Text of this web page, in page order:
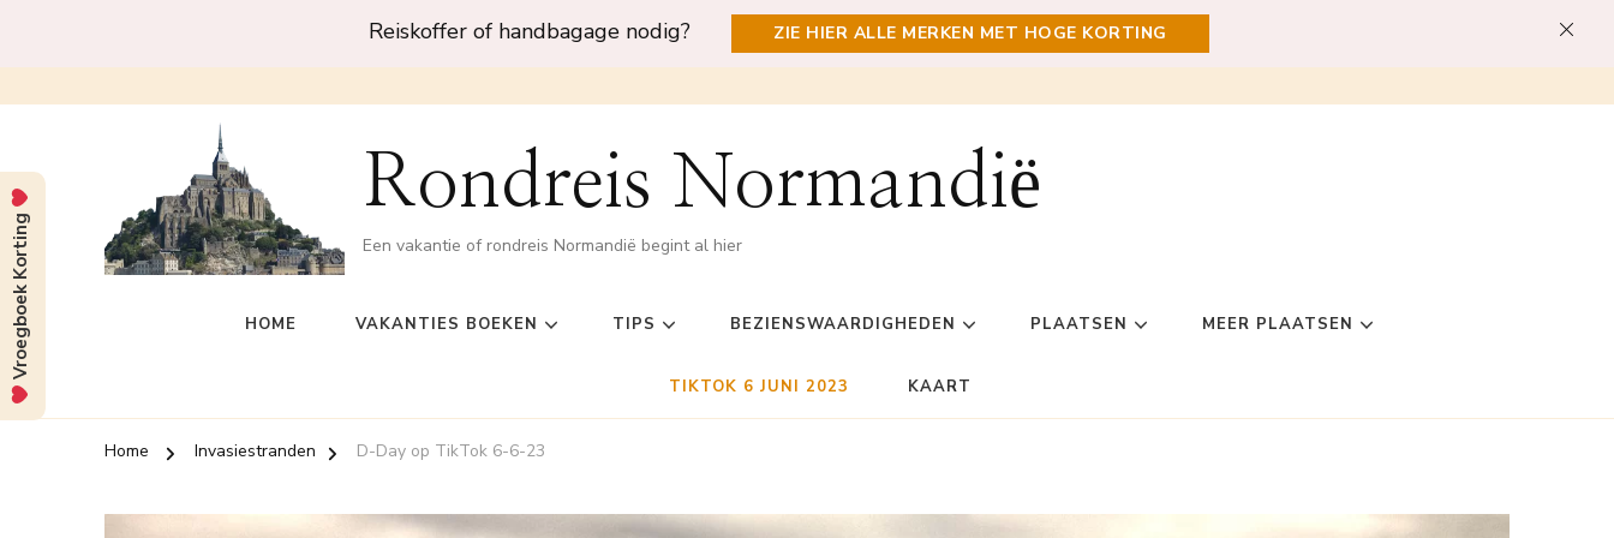
Reiskoffer of handbagage nodig? ZIE HIER ALLE MERKEN MET HOGE KORTING
Rondreis Normandië
Een vakantie of rondreis Normandië begint al hier
HOME VAKANTIES BOEKEN TIPS BEZIENSWAARDIGHEDEN PLAATSEN MEER PLAATSEN
TIKTOK 6 JUNI 2023 KAART
Home Invasiestranden D-Day op TikTok 6-6-23
Vroegboek Korting